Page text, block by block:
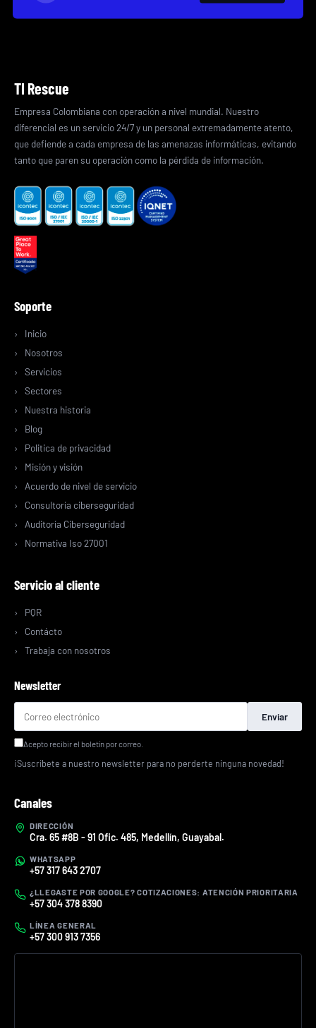
TI Rescue
Empresa Colombiana con operación a nivel mundial. Nuestro
diferencial es un servicio 24/7 y un personal extremadamente atento,
que defiende a cada empresa de las amenazas informáticas, evitando
tanto que paren su operación como la pérdida de información.
Soporte
Inicio
Nosotros
Servicios
Sectores
Nuestra historia
Blog
Politica de privacidad
Misión y visión
Acuerdo de nivel de servicio
Consultoría ciberseguridad
Auditoría Ciberseguridad
Normativa Iso 27001
Servicio al cliente
PQR
Contácto
Trabaja con nosotros
Newsletter
Enviar
Acepto recibir el boletín por correo.
¡Suscríbete a nuestro newsletter para no perderte ninguna novedad!
Canales
DIRECCIÓN
Cra. 65 #8B - 91 Ofic. 485, Medellín, Guayabal.
WHATSAPP
+57 317 643 2707
¿LLEGASTE POR GOOGLE? COTIZACIONES: ATENCIÓN PRIORITARIA
+57 304 378 8390
LÍNEA GENERAL
+57 300 913 7356